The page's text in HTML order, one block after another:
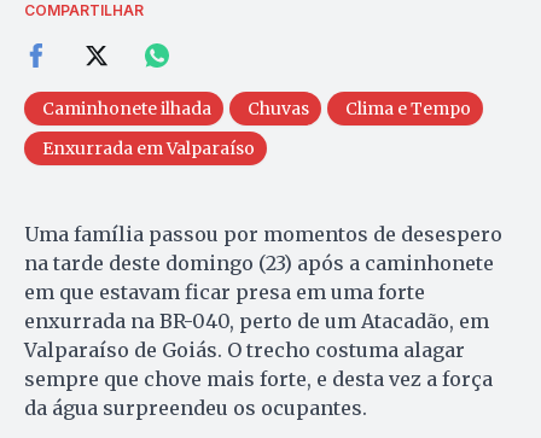
COMPARTILHAR
Caminhonete ilhada Chuvas
Clima e Tempo
Enxurrada em Valparaíso
Uma família passou por momentos de desespero
na tarde deste domingo (23) após a caminhonete
em que estavam ficar presa em uma forte
enxurrada na BR-040, perto de um Atacadão, em
Valparaíso de Goiás. O trecho costuma alagar
sempre que chove mais forte, e desta vez a força
da água surpreendeu os ocupantes.